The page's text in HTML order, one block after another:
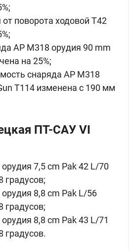
поворота ходовой Т42
AP M318 орудия 90 mm
на 25%;
снаряда AP M318
Т114 изменена с 190 мм
ПТ-САУ VI
7,5 cm Pak 42 L/70
градусов;
8,8 cm Pak L/56
градусов;
8,8 cm Pak 43 L/71
градусов.